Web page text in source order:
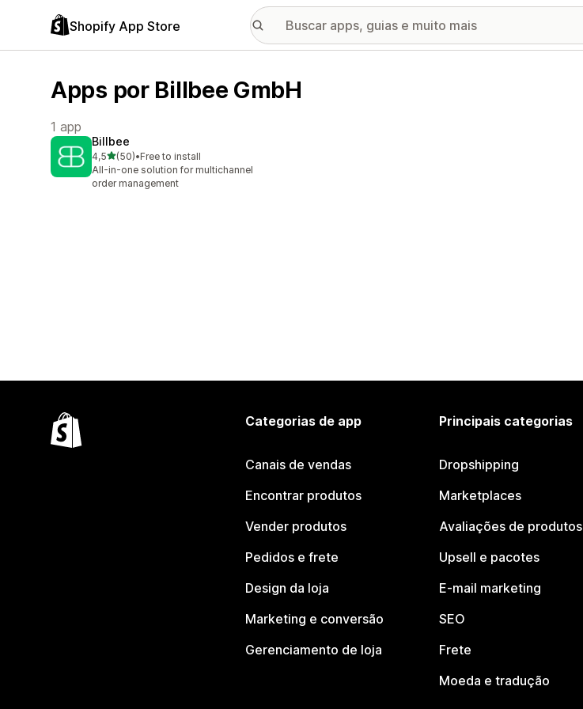
Shopify App Store
Apps por Billbee GmbH
1 app
Billbee
4,5de 5 estrelas
(50)
50 avaliações ao todo
•Free to install
All-in-one solution for multichannel
order management
Categorias de app
Canais de vendas
Encontrar produtos
Vender produtos
Pedidos e frete
Design da loja
Marketing e conversão
Gerenciamento de loja
Principais categorias
Dropshipping
Marketplaces
Avaliações de produtos
Upsell e pacotes
E-mail marketing
SEO
Frete
Moeda e tradução